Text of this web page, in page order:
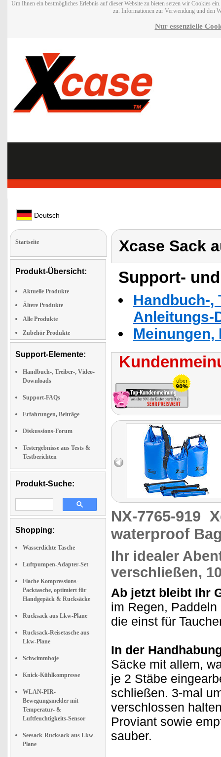
Um Ihnen ein bestmögliches Erlebnis auf dieser Website zu bieten setzen wir Cookies
zu. Informationen zur Verwendung und den
Nur essenzielle
Deutsch
Startseite
Produkt-Übersicht:
Aktuelle Produkte
Ältere Produkte
Alle Produkte
Zubehör Produkte
Support-Elemente:
Handbuch-, Treiber-, Video-
Downloads
Support-FAQs
Erfahrungen, Beiträge
Diskussions-Forum
Testergebnisse aus Tests &
Testberichten
Produkt-Suche:
Shopping:
Wasserdichte Tasche
Luftpumpen-Adapter-Set
Flache Kompressions-
Packtasche, optimiert für
Handgepäck & Rucksäcke
Rucksack aus Lkw-Plane
Rucksack-Reisetasche aus
Lkw-Plane
Schwimmboje
Knick-Kühlkompresse
WLAN-PIR-
Bewegungsmelder mit
Temperatur- &
Luftfeuchtigkeits-Sensor
Seesack-Rucksack aus Lkw-
Plane
Xcase Sack
Support-
Handbuch-,
Anleitungs-
NX-7765-919
waterproof
Ihr idealer
verschließen,
Ab jetzt bleibt Ihr
im Regen,
die einst für
In der
Säcke mit allem,
je 2 Stäbe
schließen. 3-mal
verschlossen
Proviant sowie
sauber.